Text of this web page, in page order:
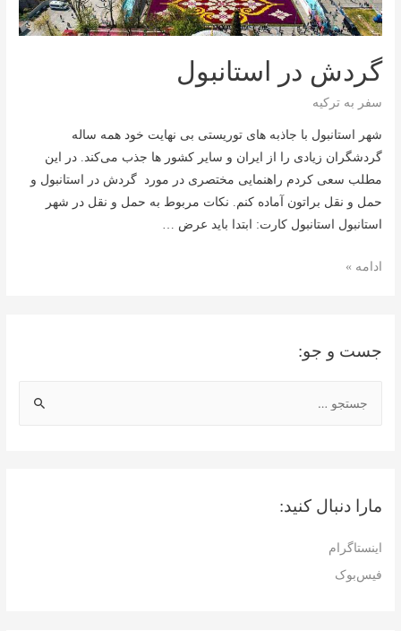
جست و جو:
بمارا دنبال کنید:
اینستاگرام
فیس‌بوک
گردش در استانبول
سفر به ترکیه
شهر استانبول با جاذبه های توریستی بی نهایت خود همه ساله
گردشگران زیادی را از ایران و سایر کشور ها جذب می‌کند. در این
مطلب سعی کردم راهنمایی مختصری در مورد گردش در استانبول و
حمل و نقل براتون آماده کنم. نکات مربوط به حمل و نقل در شهر
استانبول استانبول کارت: ابتدا باید عرض …
گردش
ادامه »